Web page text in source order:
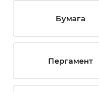
Бумага
Пергамент